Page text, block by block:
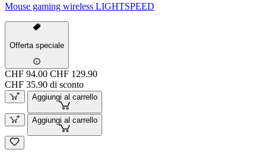
Mouse gaming wireless LIGHTSPEED
Offerta speciale
CHF 94.00 CHF 129.90
CHF 35.90 di sconto
Aggiungi al carrello
Aggiungi al carrello